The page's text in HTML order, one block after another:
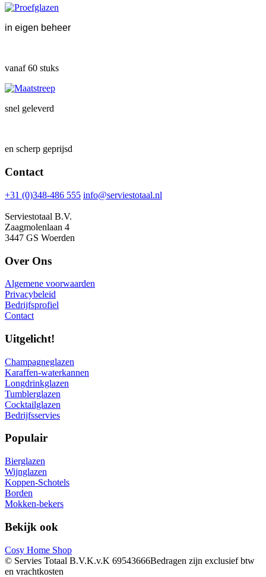
in eigen beheer
vanaf 60 stuks
snel geleverd
en scherp geprijsd
Contact
+31 (0)348-486 555 info@serviestotaal.nl
Serviestotaal B.V.
Zaagmolenlaan 4
3447 GS Woerden
Over Ons
Algemene voorwaarden
Privacybeleid
Bedrijfsprofiel
Contact
Uitgelicht!
Champagneglazen
Karaffen-waterkannen
Longdrinkglazen
Tumblerglazen
Cocktailglazen
Bedrijfsservies
Populair
Bierglazen
Wijnglazen
Koppen-Schotels
Borden
Mokken-bekers
Bekijk ook
Cosy Home Shop
© Servies Totaal B.V.K.v.K 69543666Bedragen zijn exclusief btw
en vrachtkosten